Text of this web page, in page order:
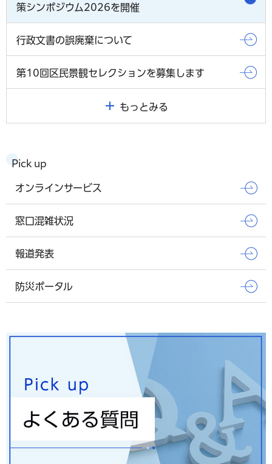
策シンポジウム2026を開催
行政文書の誤廃棄について
第10回区民景観セレクションを募集します
もっとみる
Pick up
オンラインサービス
窓口混雑状況
報道発表
防災ポータル